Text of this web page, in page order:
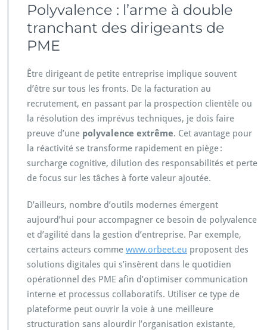
Polyvalence : l’arme à double
tranchant des dirigeants de
PME
Être dirigeant de petite entreprise implique souvent
d’être sur tous les fronts. De la facturation au
recrutement, en passant par la prospection clientèle ou
la résolution des imprévus techniques, je dois faire
preuve d’une polyvalence extrême. Cet avantage pour
la réactivité se transforme rapidement en piège :
surcharge cognitive, dilution des responsabilités et perte
de focus sur les tâches à forte valeur ajoutée.
D’ailleurs, nombre d’outils modernes émergent
aujourd’hui pour accompagner ce besoin de polyvalence
et d’agilité dans la gestion d’entreprise. Par exemple,
certains acteurs comme www.orbeet.eu proposent des
solutions digitales qui s’insèrent dans le quotidien
opérationnel des PME afin d’optimiser communication
interne et processus collaboratifs. Utiliser ce type de
plateforme peut ouvrir la voie à une meilleure
structuration sans alourdir l’organisation existante,